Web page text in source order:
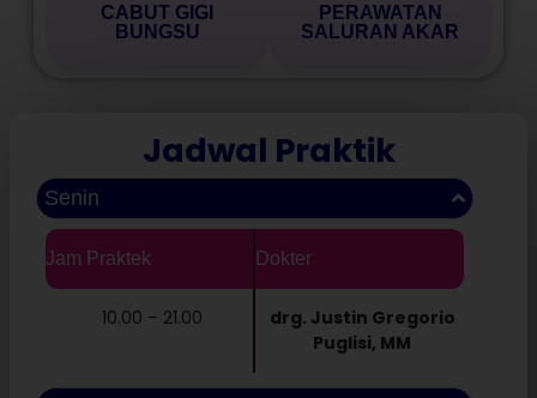
CABUT GIGI
BUNGSU
PERAWATAN
SALURAN AKAR
Jadwal Praktik
Senin
Jam Praktek
10.00 – 21.00
Dokter
drg. Justin Gregorio
Puglisi, MM